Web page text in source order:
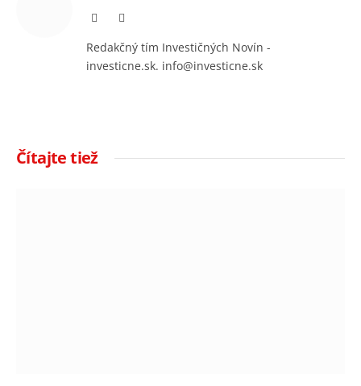
Facebook
Redakčný tím Investičných Novín -
investicne.sk. info@investicne.sk
Čítajte tiež